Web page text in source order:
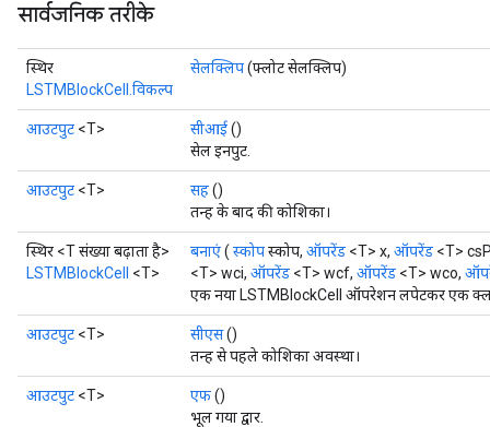
सार्वजनिक तरीके
स्थिर
LSTMBlockCell.विकल्प
सेलक्लिप(फ्लोट सेलक्लिप)
आउटपुट <T> सीआई()
सेल इनपुट.
आउटपुट <T> सह()
तन्ह के बाद की कोशिका।
स्थिर <T संख्या बढ़ाता है>
LSTMBlockCell
<T>
बनाएं( स्कोपस्कोप, ऑपरेंड <T> x, ऑपरेंड <T>
<T> wci, ऑपरेंड <T> wcf, ऑपरेंड <T> wco,
एक नया LSTMBlockCell ऑपरेशन लपेटकर एक
आउटपुट <T> सीएस()
तन्ह से पहले कोशिका अवस्था।
आउटपुट <T> एफ()
भूल गया द्वार.